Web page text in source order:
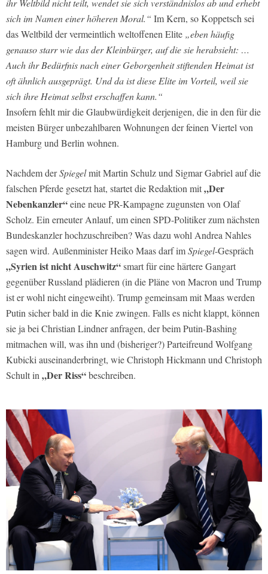
ihr Weltbild nicht teilt, wendet sie sich verständnislos ab und erhebt
sich im Namen einer höheren Moral.“ Im Kern, so Koppetsch sei
das Weltbild der vermeintlich weltoffenen Elite „eben häufig
genauso starr wie das der Kleinbürger, auf die sie herabsieht: …
Auch ihr Bedürfnis nach einer Geborgenheit stiftenden Heimat ist
oft ähnlich ausgeprägt. Und da ist diese Elite im Vorteil, weil sie
sich ihre Heimat selbst erschaffen kann.“
Insofern fehlt mir die Glaubwürdigkeit derjenigen, die in den für die
meisten Bürger unbezahlbaren Wohnungen der feinen Viertel von
Hamburg und Berlin wohnen.
Nachdem derSpiegelmit Martin Schulz und Sigmar Gabriel auf die
falschen Pferde gesetzt hat, startet die Redaktion mit„Der
Nebenkanzler“eine neue PR-Kampagne zugunsten von Olaf
Scholz. Ein erneuter Anlauf, um einen SPD-Politiker zum nächsten
Bundeskanzler hochzuschreiben? Was dazu wohl Andrea Nahles
sagen wird. Außenminister Heiko Maas darf imSpiegel-Gespräch
„Syrien ist nicht Auschwitz“smart für eine härtere Gangart
gegenüber Russland plädieren (in die Pläne von Macron und Trump
ist er wohl nicht eingeweiht). Trump gemeinsam mit Maas werden
Putin sicher bald in die Knie zwingen. Falls es nicht klappt, können
sie ja bei Christian Lindner anfragen, der beim Putin-Bashing
mitmachen will, was ihn und (bisheriger?) Parteifreund Wolfgang
Kubicki auseinanderbringt, wie Christoph Hickmann und Christoph
Schult in „Der Riss“beschreiben.